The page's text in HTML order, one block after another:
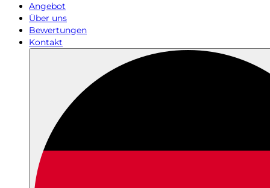
Angebot
Über uns
Bewertungen
Kontakt